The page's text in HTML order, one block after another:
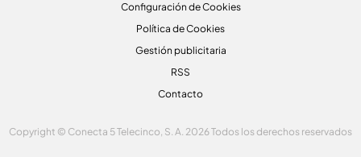
Configuración de Cookies
Política de Cookies
Gestión publicitaria
RSS
Contacto
Copyright © Conecta 5 Telecinco, S. A. 2026 Todos los derechos reservados